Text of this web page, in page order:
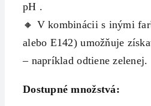
pH .
🔸 V kombinácii s inými
alebo E142) umožňuje
– napríklad odtiene zelenej.
Dostupné množstvá: